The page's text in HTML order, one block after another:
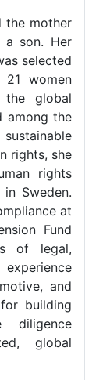
the mother
a son. Her
selected
women
the global
among the
rights, she
rights
Sweden.
at
Fund
of legal,
and
building
diligence
global